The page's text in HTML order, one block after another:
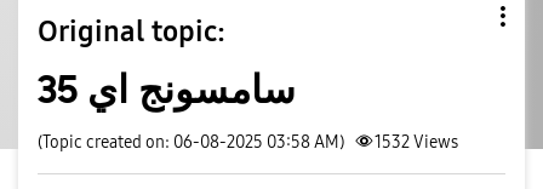
Original topic:
سامسونج اي 35
(Topic created on: 06-08-2025 03:58 AM) 1532Views